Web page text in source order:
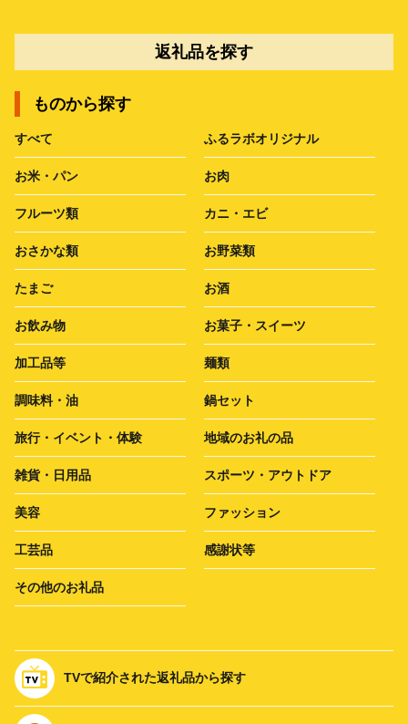
返礼品を探す
ものから探す
すべて ふるラボオリジナル
お米・パン お肉
フルーツ類 カニ・エビ
おさかな類 お野菜類
たまご お酒
お飲み物 お菓子・スイーツ
加工品等 麺類
調味料・油 鍋セット
旅行・イベント・体験 地域のお礼の品
雑貨・日用品 スポーツ・アウトドア
美容 ファッション
工芸品 感謝状等
その他のお礼品
TVで紹介された返礼品から探す